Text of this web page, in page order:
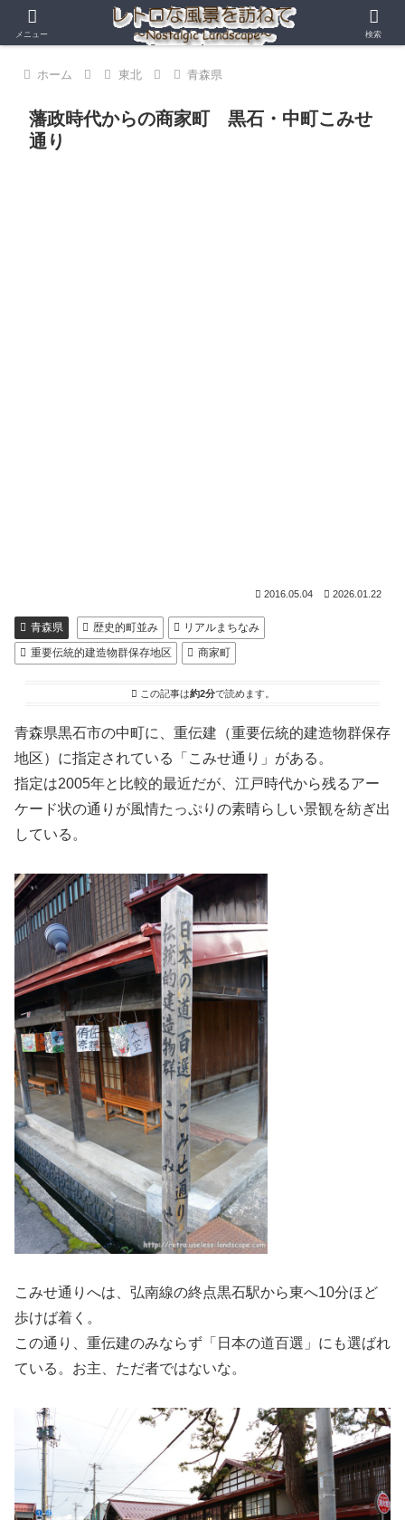
ホーム 東北 青森県
藩政時代からの商家町 黒石・中町こみせ
通り
2016.05.04 2026.01.22
青森県 歴史的町並み
リアルまちなみ
重要伝統的建造物群保存地区
商家町
この記事は約2分で読めます。
青森県黒石市の中町に、重伝建（重要伝統的建造物群保存
地区）に指定されている「こみせ通り」がある。
指定は2005年と比較的最近だが、江戸時代から残るアー
ケード状の通りが風情たっぷりの素晴らしい景観を紡ぎ出
している。
こみせ通りへは、弘南線の終点黒石駅から東へ10分ほど
歩けば着く。
この通り、重伝建のみならず「日本の道百選」にも選ばれ
ている。お主、ただ者ではないな。
メニュー 検索